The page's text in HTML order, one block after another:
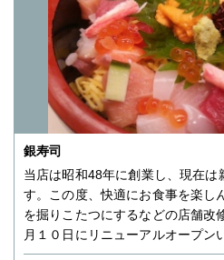
銀寿司
当店は昭和48年に創業し、現在は
す。この度、快適にお食事を楽し
を掘りこたつにするなどの店舗改
月１０日にリニューアルオープン